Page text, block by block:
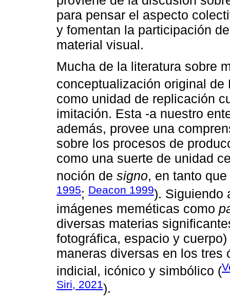
para pensar el aspecto
y fomentan la participación
material visual.
Mucha de la literatura sobre
conceptualización original
como unidad de replicación
imitación. Esta -a nuestro
además, provee una
sobre los procesos de
como una suerte de unidad
noción de signo, en tanto
1995; Deacon 1999). Siguiendo
imágenes meméticas como
diversas materias
fotográfica, espacio y
maneras diversas en los tres
indicial, icónico y simbólico (
Siri, 2021).